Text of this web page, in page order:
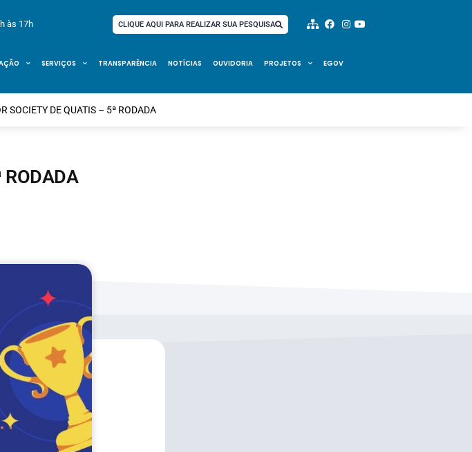
às 17h CLIQUE AQUI PARA REALIZAR SUA PESQUISA
SERVIÇOS TRANSPARÊNCIA NOTÍCIAS OUVIDORIA PROJETOS EGOV
SOCIETY DE QUATIS – 5ª RODADA
RODADA